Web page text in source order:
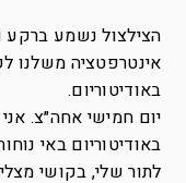
הצילצול נשמע ברקע
אינטרפטציה משלנו
באודיטוריום.
יום חמישי אחה״צ.
באודיטוריום באי
לתור שלי, בקושי